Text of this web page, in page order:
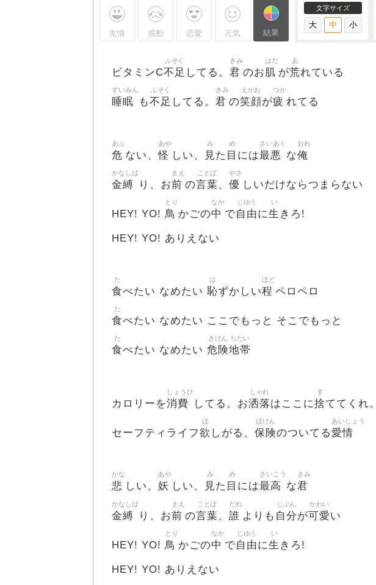
友情 感動 恋愛 元気 結果
文字サイズ
ビタミンC不足
ふそく
してる。 君
きみ
のお肌
はだ
が荒
あ
れている
睡眠
すいみん
も不足
ふそく
してる。 君
きみ
の笑顔
えがお
が疲
つか
れてる
危
あぶ
ない、怪
あや
しい、 見
み
た 目
め
には最悪
さいあく
な俺
おれ
金縛
かなしば
り、お前
まえ
の言葉
ことば
、 優
やさ
しいだけならつまらない
HEY! YO! 鳥
とり
かごの中
なか
で自由
じゆう
に生
い
きろ!
HEY! YO! ありえない
食
た
べたい なめたい 恥
は
ずかしい程
ほど
ペロペロ
食
た
べたい なめたい ここでもっと そこでもっと
食
た
べたい なめたい 危険
きけん
地帯
ちたい
カロリーを消費
しょうひ
してる。お洒落
しゃれ
はここに捨
す
ててくれ。
セーフティライフ欲
ほ
しがる、 保険
ほけん
のついてる愛情
あいじょう
悲
かな
しい、 妖
あや
しい、 見
み
た 目
め
には最高
さいこう
な君
きみ
金縛
かなしば
り、お前
まえ
の言葉
ことば
、 誰
だれ
よりも 自分
じぶん
が可愛
かわい
い
HEY! YO! 鳥
とり
かごの中
なか
で自由
じゆう
に生
い
きろ!
HEY! YO! ありえない